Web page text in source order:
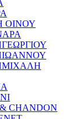
ΟΙΝΟΥ
CHANDON